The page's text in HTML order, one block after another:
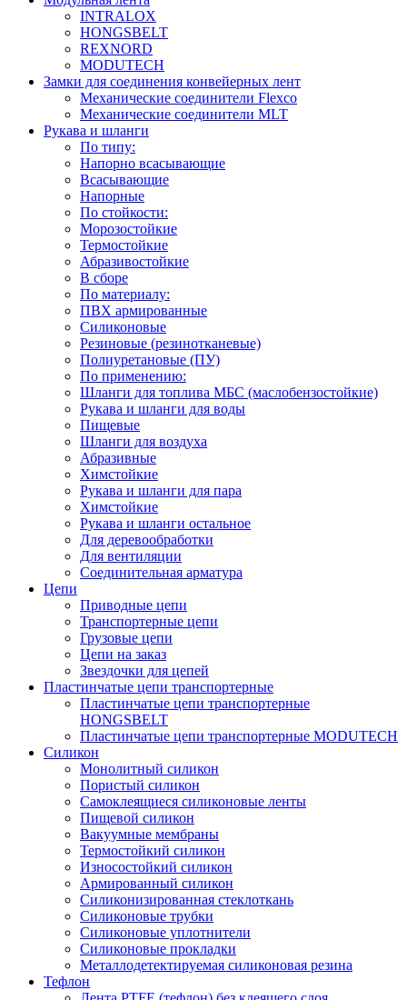
INTRALOX
HONGSBELT
REXNORD
MODUTECH
Замки для соединения конвейерных лент
Механические соединители Flexco
Механические соединители MLT
Рукава и шланги
По типу:
Напорно всасывающие
Всасывающие
Напорные
По стойкости:
Морозостойкие
Термостойкие
Абразивостойкие
В сборе
По материалу:
ПВХ армированные
Силиконовые
Резиновые (резинотканевые)
Полиуретановые (ПУ)
По применению:
Шланги для топлива МБС (маслобензостойкие)
Рукава и шланги для воды
Пищевые
Шланги для воздуха
Абразивные
Химстойкие
Рукава и шланги для пара
Химстойкие
Рукава и шланги остальное
Для деревообработки
Для вентиляции
Соединительная арматура
Цепи
Приводные цепи
Транспортерные цепи
Грузовые цепи
Цепи на заказ
Звездочки для цепей
Пластинчатые цепи транспортерные
Пластинчатые цепи транспортерные
HONGSBELT
Пластинчатые цепи транспортерные MODUTECH
Силикон
Монолитный силикон
Пористый силикон
Самоклеящиеся силиконовые ленты
Пищевой силикон
Вакуумные мембраны
Термостойкий силикон
Износостойкий силикон
Армированный силикон
Силиконизированная стеклоткань
Силиконовые трубки
Силиконовые уплотнители
Силиконовые прокладки
Металлодетектируемая силиконовая резина
Тефлон